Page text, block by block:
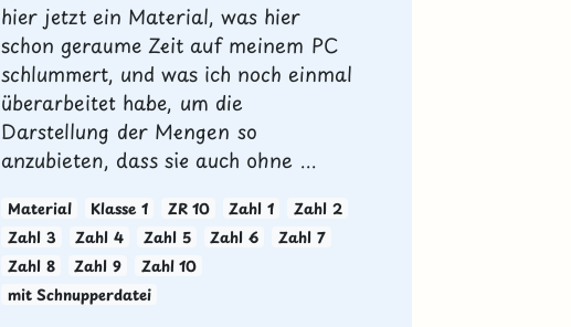
hier jetzt ein Material, was hier
schon geraume Zeit auf meinem PC
schlummert, und was ich noch einmal
überarbeitet habe, um die
Darstellung der Mengen so
anzubieten, dass sie auch ohne ...
Material Klasse 1 ZR 10 Zahl 1
Zahl 2
Zahl 3
Zahl 4 Zahl 5 Zahl 6
Zahl 7
Zahl 8
Zahl 9
Zahl 10
mit Schnupperdatei